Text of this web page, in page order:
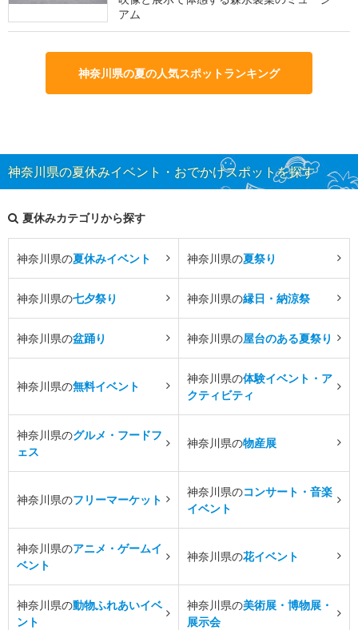
アム
神奈川県の夏の人気スポットランキング
神奈川県の夏休みイベント・おでかけスポットを探す
夏休みカテゴリから探す
神奈川県の夏休みイベント 神奈川県の夏祭り
神奈川県の七夕祭り 神奈川県の縁日・納涼祭
神奈川県の盆踊り 神奈川県の屋台のある夏祭り
神奈川県の無料イベント
神奈川県の体験イベント・ア
クティビティ
神奈川県のグルメ・フードフ
ェス
神奈川県の物産展
神奈川県のフリーマーケット
神奈川県のコンサート・音楽
イベント
神奈川県のアニメ・ゲームイ
ベント
神奈川県の花イベント
神奈川県の動物ふれあいイベ
ント
神奈川県の美術展・博物展・
展示会